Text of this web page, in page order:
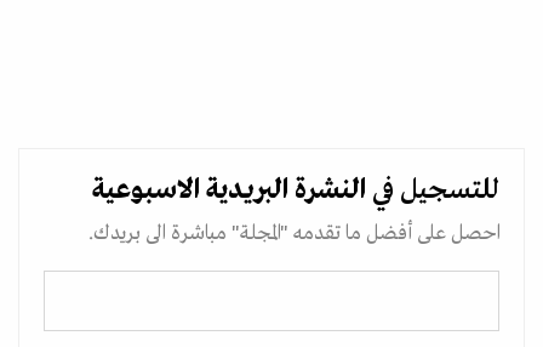
للتسجيل في النشرة البريدية الاسبوعية
احصل على أفضل ما تقدمه "المجلة" مباشرة الى بريدك.